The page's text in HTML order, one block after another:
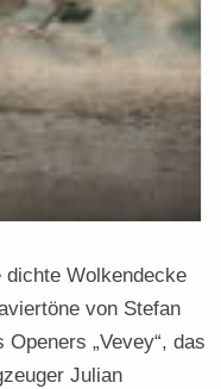
dichte Wolkendecke
von Stefan
„Vevey“, das
Julian